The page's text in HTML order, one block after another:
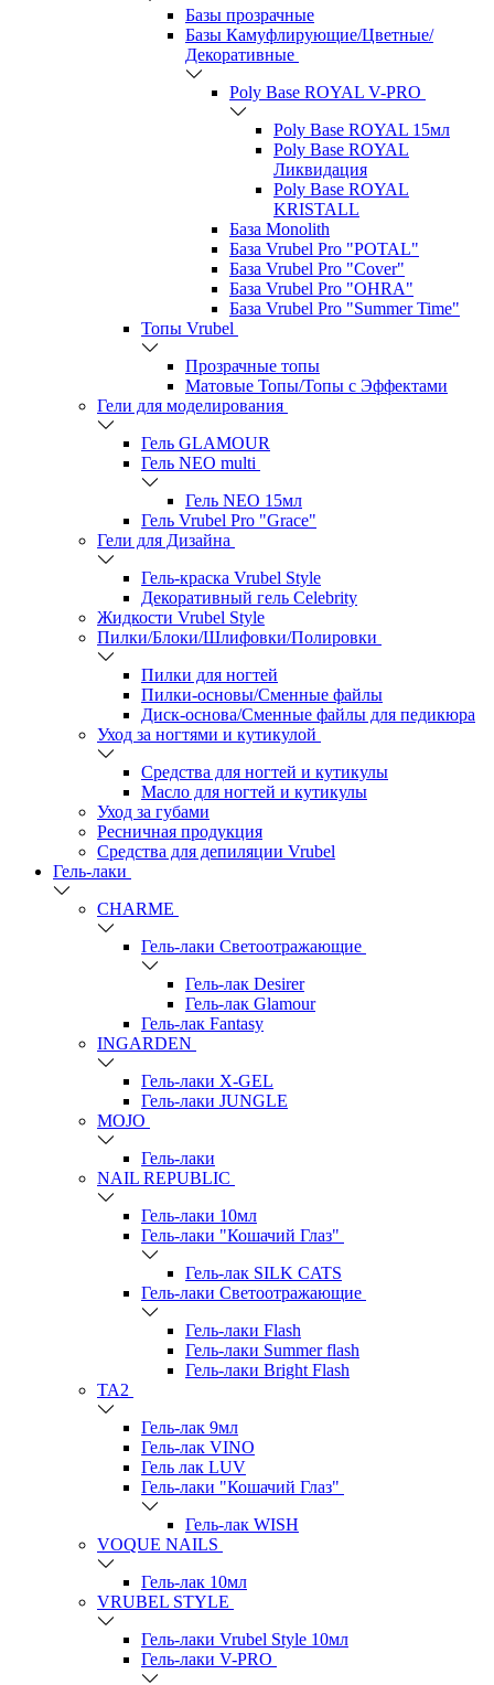
Базы прозрачные
Базы Камуфлирующие/Цветные/
Декоративные
Poly Base ROYAL V-PRO
Poly Base ROYAL 15мл
Poly Base ROYAL
Ликвидация
Poly Base ROYAL
KRISTALL
База Monolith
База Vrubel Pro "POTAL"
База Vrubel Pro "Сover"
База Vrubel Pro "OHRA"
База Vrubel Pro "Summer Time"
Топы Vrubel
Прозрачные топы
Матовые Топы/Топы с Эффектами
Гели для моделирования
Гель GLAMOUR
Гель NEO multi
Гель NEO 15мл
Гель Vrubel Pro "Grace"
Гели для Дизайна
Гель-краска Vrubel Style
Декоративный гель Celebrity
Жидкости Vrubel Style
Пилки/Блоки/Шлифовки/Полировки
Пилки для ногтей
Пилки-основы/Сменные файлы
Диск-основа/Сменные файлы для педикюра
Уход за ногтями и кутикулой
Средства для ногтей и кутикулы
Масло для ногтей и кутикулы
Уход за губами
Ресничная продукция
Средства для депиляции Vrubel
Гель-лаки
СHARME
Гель-лаки Светоотражающие
Гель-лак Desirer
Гель-лак Glamour
Гель-лак Fantasy
INGARDEN
Гель-лаки Х-GEL
Гель-лаки JUNGLE
MOJO
Гель-лаки
NAIL REPUBLIC
Гель-лаки 10мл
Гель-лаки "Кошачий Глаз"
Гель-лак SILK CATS
Гель-лаки Светоотражающие
Гель-лаки Flash
Гель-лаки Summer flash
Гель-лаки Bright Flash
TA2
Гель-лак 9мл
Гель-лак VINO
Гель лак LUV
Гель-лаки "Кошачий Глаз"
Гель-лак WISH
VOQUE NAILS
Гель-лак 10мл
VRUBEL STYLE
Гель-лаки Vrubel Style 10мл
Гель-лаки V-PRO